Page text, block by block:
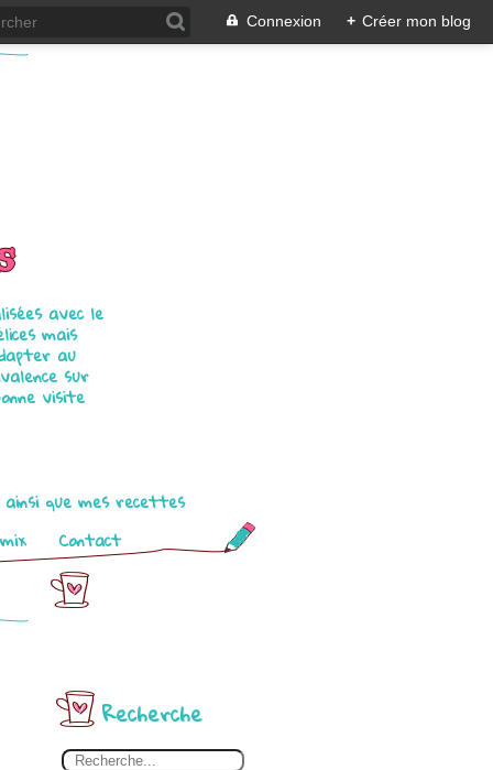
Connexion + Créer mon blog
avec le
mais
au
sur
visite
ainsi que mes recettes
Contact
Recherche